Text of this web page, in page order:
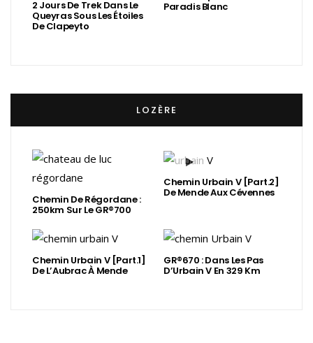
2 Jours De Trek Dans Le
Queyras Sous Les Étoiles
De Clapeyto
Paradis Blanc
LOZÈRE
Chemin De Régordane :
250km Sur Le GR®700
Chemin Urbain V [Part.2]
De Mende Aux Cévennes
Chemin Urbain V [Part.1]
De L’Aubrac À Mende
GR®670 : Dans Les Pas
D’Urbain V En 329 Km